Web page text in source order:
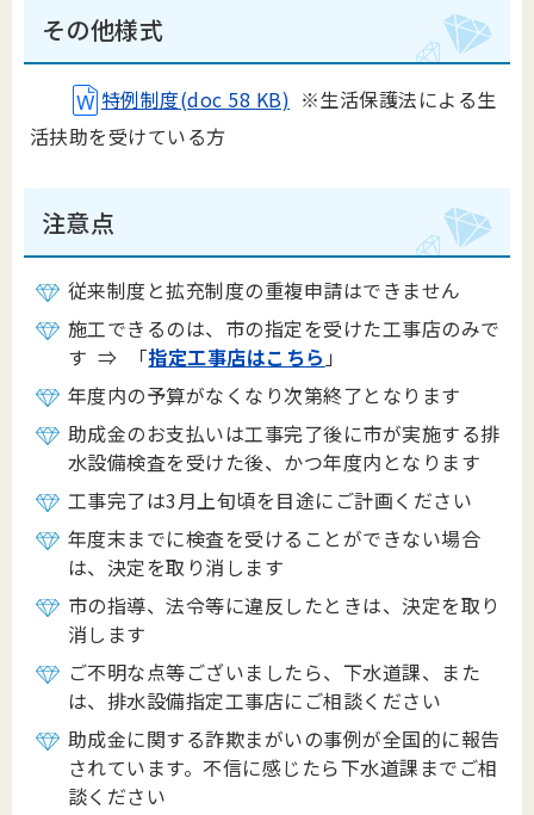
その他様式
特例制度(doc 58 KB) ※生活保護法による生
活扶助を受けている方
注意点
従来制度と拡充制度の重複申請はできません
施工できるのは、市の指定を受けた工事店のみで
す ⇒ 「指定工事店はこちら 」
年度内の予算がなくなり次第終了となります
助成金のお支払いは工事完了後に市が実施する排
水設備検査を受けた後、かつ年度内となります
工事完了は3月上旬頃を目途にご計画ください
年度末までに検査を受けることができない場合
は、決定を取り消します
市の指導、法令等に違反したときは、決定を取り
消します
ご不明な点等ございましたら、下水道課、また
は、排水設備指定工事店にご相談ください
助成金に関する詐欺まがいの事例が全国的に報告
されています。不信に感じたら下水道課までご相
談ください